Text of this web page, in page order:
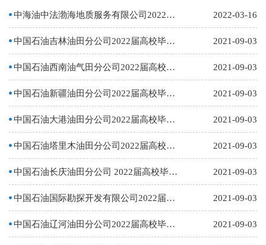
中海油中法渤海地质服务有限公司2022届校园招聘 2022-03-16
中国石油吉林油田分公司2022届高校毕业生招聘启事 2021-09-03
中国石油西南油气田分公司2022届高校毕业生招聘启事 2021-09-03
中国石油新疆油田分公司2022届高校毕业生招聘启事 2021-09-03
中国石油大港油田分公司2022届高校毕业生招聘启事 2021-09-03
中国石油塔里木油田分公司2022届高校毕业生招聘启事 2021-09-03
中国石油长庆油田分公司 2022届高校毕业生招聘启事 2021-09-03
中国石油国际勘探开发有限公司2022届高校毕业生招聘启事 2021-09-03
中国石油辽河油田分公司2022届高校毕业生招聘启事 2021-09-03